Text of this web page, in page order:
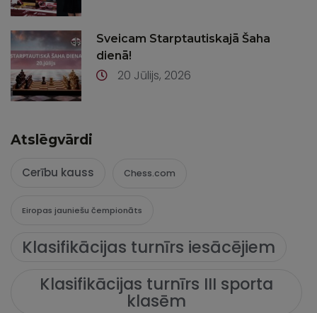
Sveicam Starptautiskajā Šaha
dienā!
20 Jūlijs, 2026
Atslēgvārdi
Cerību kauss Chess.com
Eiropas jauniešu čempionāts
Klasifikācijas turnīrs iesācējiem
Klasifikācijas turnīrs III sporta
klasēm